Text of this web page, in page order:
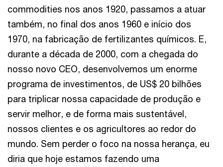
commodities nos anos 1920, passamos a atuar
também, no final dos anos 1960 e início dos
1970, na fabricação de fertilizantes químicos. E,
durante a década de 2000, com a chegada do
nosso novo CEO, desenvolvemos um enorme
programa de investimentos, de US$ 20 bilhões
para triplicar nossa capacidade de produção e
servir melhor, e de forma mais sustentável,
nossos clientes e os agricultores ao redor do
mundo. Sem perder o foco na nossa herança, eu
diria que hoje estamos fazendo uma